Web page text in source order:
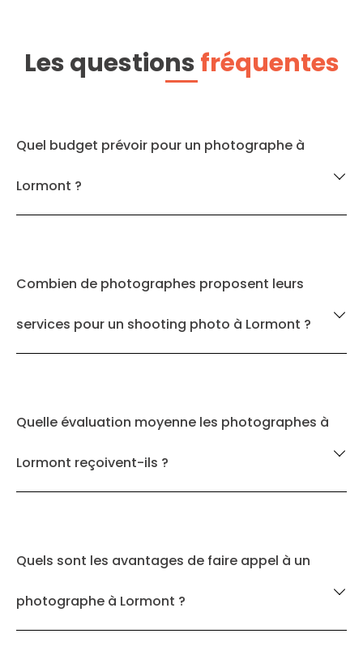
Les questionsfréquentes
Quel budget prévoir pour un photographe à
Lormont ?
Combien de photographes proposent leurs
services pour un shooting photo à Lormont ?
Quelle évaluation moyenne les photographes à
Lormont reçoivent-ils ?
Quels sont les avantages de faire appel à un
photographe à Lormont ?